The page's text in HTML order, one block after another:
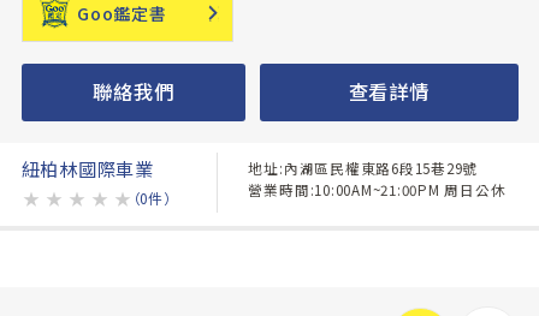
Goo鑑定書
聯絡我們 查看詳情
紐柏林國際車業
★ ★ ★ ★ ★ （0件）
地址:內湖區民權東路6段15巷29號
營業時間:10:00AM~21:00PM 周日公休